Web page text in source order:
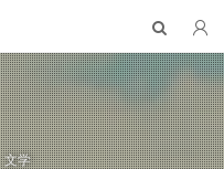
文学